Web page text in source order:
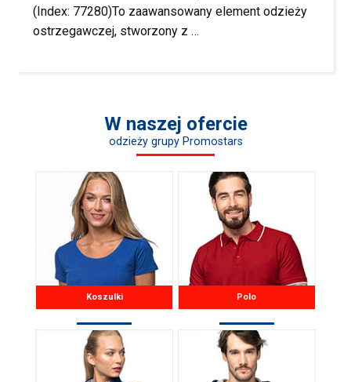
(Index: 77280)To zaawansowany element odzieży
ostrzegawczej, stworzony z …
W naszej ofercie
odzieży grupy Promostars
Koszulki Polo